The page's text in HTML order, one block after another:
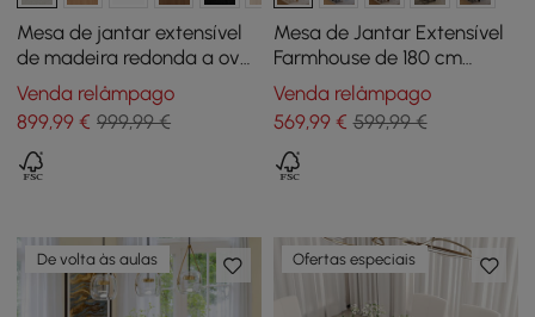
Mesa de jantar extensível
de madeira redonda a oval
Japandi de 100 cm a 140
cm — cinza, acomoda 4-6
Venda relâmpago
899,99 € 999,99 €
Mesa de Jantar Extensível
Farmhouse de 180 cm
Natural com Aparador, 4-5
Lugares
Venda relâmpago
569,99€ 599,99 €
De volta às aulas Ofertas especiais